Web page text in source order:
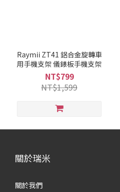
Raymii ZT41 鋁合金旋轉車
用手機支架 儀錶板手機支架
NT$799
NT$1,599
關於瑞米
關於我們